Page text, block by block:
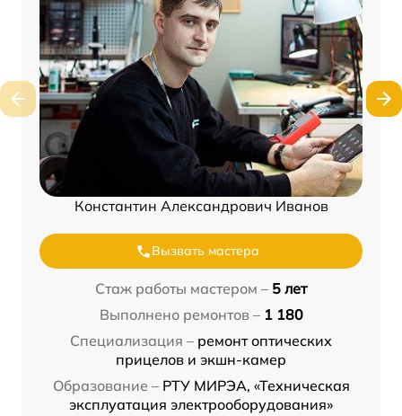
Константин Александрович Иванов
Вызвать мастера
Стаж работы мастером – 5 лет
Выполнено ремонтов – 1 180
Специализация – ремонт оптических
прицелов и экшн-камер
Образование – РТУ МИРЭА, «Техническая
эксплуатация электрооборудования»